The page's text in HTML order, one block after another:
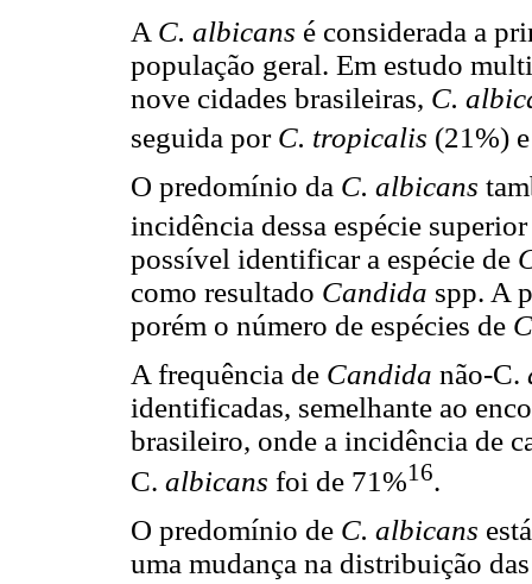
A C. albicans é considerada a
população geral. Em estudo
nove cidades brasileiras, C.
seguida por C. tropicalis (21%)
O predomínio da C. albicans
incidência dessa espécie
possível identificar a espécie de
como resultado Candida spp. A
porém o número de espécies de
A frequência de Candida não-C.
identificadas, semelhante ao
brasileiro, onde a incidência de
C. albicans foi de 71%16.
O predomínio de C. albicans
uma mudança na distribuição